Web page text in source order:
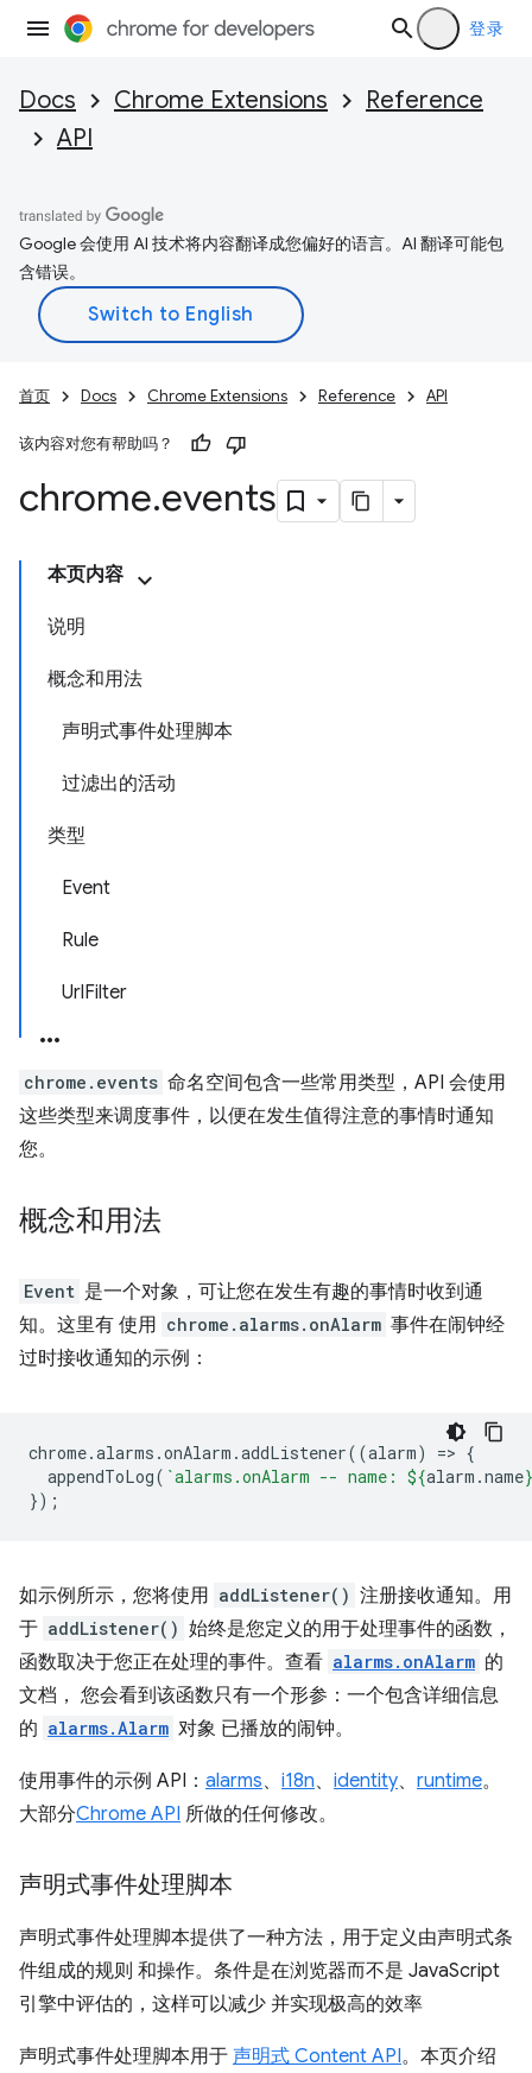
登录
Docs Chrome Extensions
Reference
API
Google 会使用 AI 技术将内容翻译成您偏好的语言。AI 翻译可能包
含错误。
首页 Docs Chrome Extensions Reference API
该内容对您有帮助吗？
chrome.events
本页内容
说明
概念和用法
声明式事件处理脚本
过滤出的活动
类型
Event
Rule
UrlFilter
chrome.events 命名空间包含一些常用类型，API 会使用
这些类型来调度事件，以便在发生值得注意的事情时通知
您。
概念和用法
Event 是一个对象，可让您在发生有趣的事情时收到通
知。这里有 使用 chrome.alarms.onAlarm 事件在闹钟经
过时接收通知的示例：
chrome.alarms .onAlarm .addListener((alarm) => {
appendToLog( `alarms.onAlarm -- name: ${alarm .name}
});
如示例所示，您将使用 addListener() 注册接收通知。用
于 addListener() 始终是您定义的用于处理事件的函数，
函数取决于您正在处理的事件。查看 alarms.onAlarm 的
文档， 您会看到该函数只有一个形参：一个包含详细信息
的 alarms.Alarm 对象 已播放的闹钟。
使用事件的示例 API： alarms、 i18n、 identity、 runtime。
大部分Chrome API 所做的任何修改。
声明式事件处理脚本
声明式事件处理脚本提供了一种方法，用于定义由声明式条
件组成的规则 和操作。条件是在浏览器而不是 JavaScript
引擎中评估的，这样可以减少 并实现极高的效率
声明式事件处理脚本用于 声明式 Content API。本页介绍